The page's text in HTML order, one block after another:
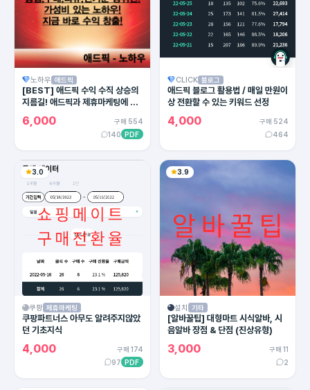
노하우 애드픽
[BEST] 애드픽 수익 수직 상승의
지름길! 애드픽과 제휴마케팅에 유
용한 카피라이팅의 모든 방법!
6,000
구매 554
140 PDF
CLICK 블로그
애드픽 블로그 활용법 / 매일 만원이
상 전환할 수 있는 키워드 선정
4,000
구매 524
464
3.0
쿠팡 제휴마케팅
쿠팡파트너스 아무도 알려주지않았
던 기초지식
4,000
구매 174
97 PDF
3.9
설치 기타
[알바꿀팁] 대형마트 시식알바, 시
음알바 장점 & 단점 (진상유형)
3,000
구매 11
2